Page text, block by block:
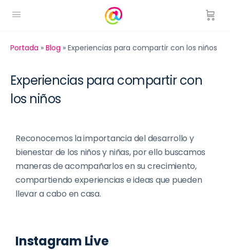
Portada » Blog » Experiencias para compartir con los niños
Experiencias para compartir con
los niños
Reconocemos la importancia del desarrollo y
bienestar de los niños y niñas, por ello buscamos
maneras de acompañarlos en su crecimiento,
compartiendo experiencias e ideas que pueden
llevar a cabo en casa.
Instagram Live